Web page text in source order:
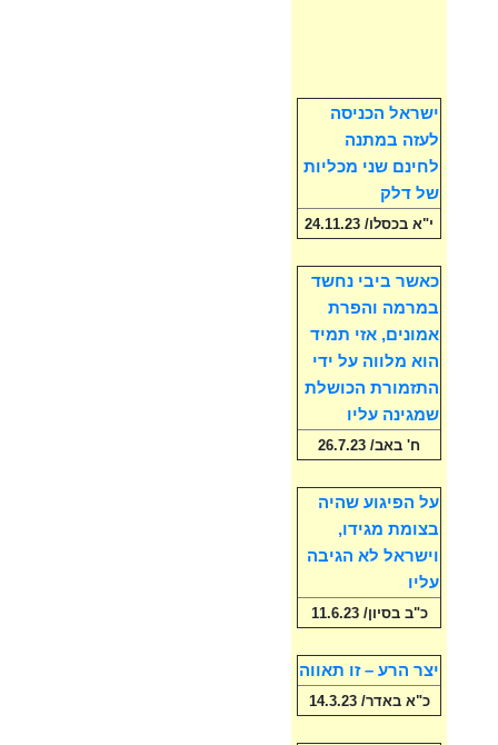
ישראל הכניסה
לעזה במתנה
לחינם שני מכליות
של דלק
י"א בכסלו/ 24.11.23
כאשר ביבי נחשד
במרמה והפרת
אמונים, אזי תמיד
הוא מלווה על ידי
התזמורת הכושלת
שמגינה עליו
ח' באב/ 26.7.23
על הפיגוע שהיה
בצומת מגידו,
וישראל לא הגיבה
עליו
כ"ב בסיון/ 11.6.23
יצר הרע – זו תאווה
כ"א באדר/ 14.3.23